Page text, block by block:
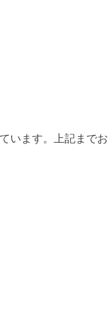
います。上記までお